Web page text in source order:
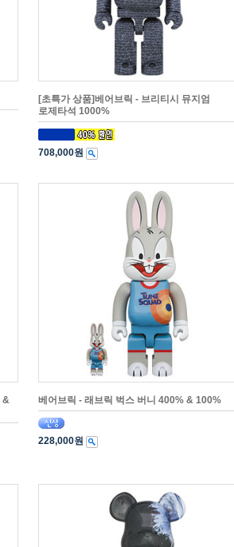
[초특가 상품]베어브릭 - 브리티시 뮤지엄
로제타석 1000%
708,000원
&
베어브릭 - 래브릭 벅스 버니 400% & 100%
228,000원